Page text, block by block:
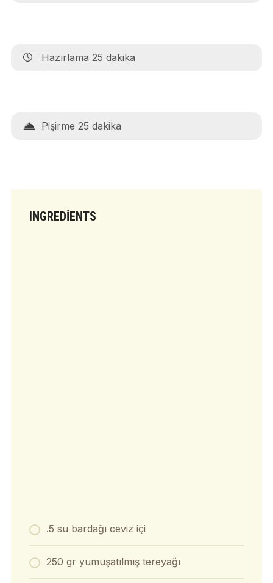
Hazırlama 25 dakika
Pişirme 25 dakika
INGREDIENTS
.5 su bardağı ceviz içi
250 gr yumuşatılmış tereyağı